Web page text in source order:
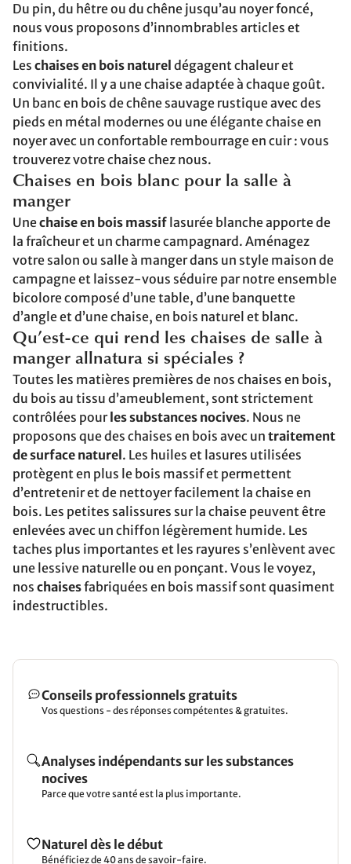
Du pin, du hêtre ou du chêne jusqu’au noyer foncé,
nous vous proposons d’innombrables articles et
finitions.
Les chaises en bois naturel dégagent chaleur et
convivialité. Il y a une chaise adaptée à chaque goût.
Un banc en bois de chêne sauvage rustique avec des
pieds en métal modernes ou une élégante chaise en
noyer avec un confortable rembourrage en cuir : vous
trouverez votre chaise chez nous.
Chaises en bois blanc pour la salle à
manger
Unechaise en bois massif lasurée blanche apporte de
la fraîcheur et un charme campagnard. Aménagez
votre salon ou salle à manger dans un style maison de
campagne et laissez-vous séduire par notre ensemble
bicolore composé d’une table, d’une banquette
d’angle et d’une chaise, en bois naturel et blanc.
Qu’est-ce qui rend les chaises de salle à
manger allnatura si spéciales ?
Toutes les matières premières de nos chaises en bois,
du bois au tissu d’ameublement, sont strictement
contrôlées pour les substances nocives. Nous ne
proposons que des chaises en bois avec un traitement
de surface naturel . Les huiles et lasures utilisées
protègent en plus le bois massif et permettent
d’entretenir et de nettoyer facilement la chaise en
bois. Les petites salissures sur la chaise peuvent être
enlevées avec un chiffon légèrement humide. Les
taches plus importantes et les rayures s’enlèvent avec
une lessive naturelle ou en ponçant. Vous le voyez,
nos chaisesfabriquées en bois massif sont quasiment
indestructibles.
Conseils professionnels gratuits
Vos questions - des réponses compétentes & gratuites.
Analyses indépendants sur les substances
nocives
Parce que votre santé est la plus importante.
Naturel dès le début
Bénéficiez de 40 ans de savoir-faire.